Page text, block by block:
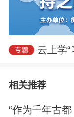
云上学“
相关推荐
“作为千年古